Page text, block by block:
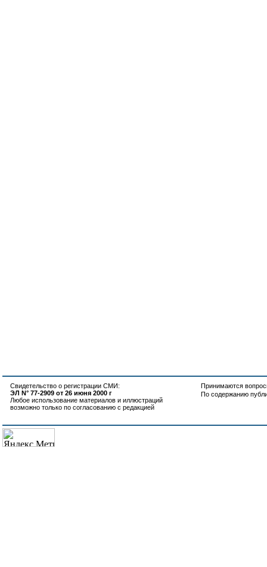
Свидетельство о регистрации СМИ:
ЭЛ N° 77-2909 от 26 июня 2000 г
Любое использование материалов и иллюстраций
возможно только по согласованию с редакцией
Принимаются
По содержанию